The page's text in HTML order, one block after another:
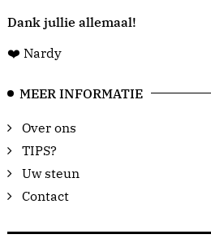
Dank jullie allemaal!
❤️ Nardy
MEER INFORMATIE
Over ons
TIPS?
Uw steun
Contact